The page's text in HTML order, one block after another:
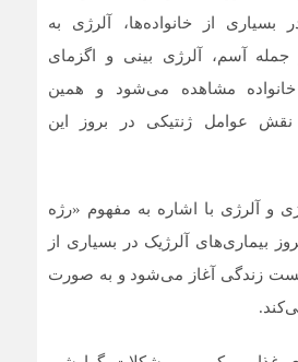
بسیاری از خانواده‌ها، آلرژی به
آسم، آلرژی بینی و اگزمای
مشاهده می‌شود و همین
عوامل ژنتیکی در بروز این
و آلرژی با اشاره به مفهوم «رژه
بیماری‌های آلرژیک در بسیاری از
زندگی آغاز می‌شود و به‌ صورت